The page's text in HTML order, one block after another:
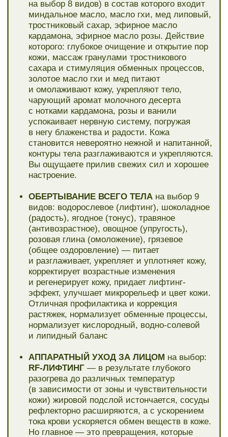
ОБЕРТЫВАНИЕ ВСЕГО ТЕЛА на выбор 9
видов: водорослевое (лифтинг), шоколадное
(радость), ягодное (тонус), травяное
(антивозрастное), овощное (упругость),
розовая глина (омоложение), грязевое
(общее оздоровление) — питает
и разглаживает, укрепляет и уплотняет кожу,
корректирует возрастные изменения
и регенерирует кожу, придает лифтинг-
эффект, улучшает микрорельеф и цвет кожи.
Отличная профилактика и коррекция
растяжек, нормализует обменные процессы,
нормализует кислородный, водно-солевой
и липидный баланс
АППАРАТНЫЙ УХОД ЗА ЛИЦОМна выбор:
RF-ЛИФТИНГ— в результате глубокого
разогрева до различных температур
(в зависимости от зоны и чувствительности
кожи) жировой подслой истончается, сосуды
рефлекторно расширяются, а с ускорением
тока крови ускоряется обмен веществ в коже.
Но главное — это превращения, которые
происходят с коллагеном: он меняет
соединяющие дерму и эпидермис,
сокращаются, и кожа вновь обретает
упругость и эластичность. Через 21 день
начинает интенсивно вырабатываться новый
коллаген, обеспечивая длительный эффект.
В результате заметно подтягиваются
«брыли», приподнимаются брови,
носогубные складки становятся менее
выражены, шрамы от акне и растяжки
разглаживаются, уменьшаются. Пропадает
эффект апельсиновой корки. Кожа
становится более упругой на ощупь,
выравнивается цвет лица: тени под глазами
светлеют, желтый оттенок сменяется
розовым илиДАРСОНВАЛИЗАЦИЯ— это
косметическая процедура, направленная
на достижение эстетического эффекта.
Устраняет пигментацию любого вида,
помогает бороться с акне, способствует
скорейшему заживлению ранок и царапин,
повышает тонус кожи, ликвидирует
дряблость, снимает раздражение, сужает
поры, улучшает цвет лица, устраняет
жирность кожи, снижает салоотделение или
МИКРОТОКИ ЛИЦА И ШЕИ— сущность
микротоковой терапии лица заключается
в легком влиянии электричества
на эпидермис изнутри, провоцирующем
увеличение количества химических веществ
на уровне клеток. Данные клинического
анализа показывают, что пройдя полный курс